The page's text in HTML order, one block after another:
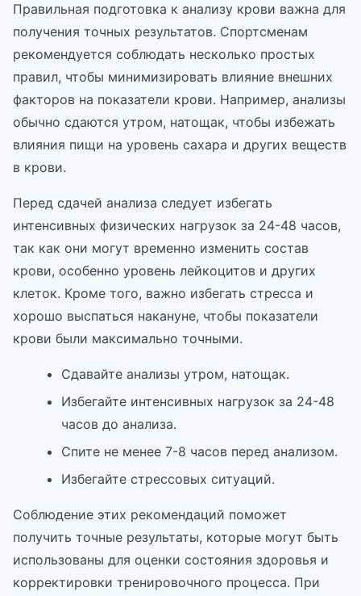
Правильная подготовка к анализу крови важна для
получения точных результатов. Спортсменам
рекомендуется соблюдать несколько простых
правил, чтобы минимизировать влияние внешних
факторов на показатели крови. Например, анализы
обычно сдаются утром, натощак, чтобы избежать
влияния пищи на уровень сахара и других веществ
в крови.
Перед сдачей анализа следует избегать
интенсивных физических нагрузок за 24-48 часов,
так как они могут временно изменить состав
крови, особенно уровень лейкоцитов и других
клеток. Кроме того, важно избегать стресса и
хорошо выспаться накануне, чтобы показатели
крови были максимально точными.
Сдавайте анализы утром, натощак.
Избегайте интенсивных нагрузок за 24-48
часов до анализа.
Спите не менее 7-8 часов перед анализом.
Избегайте стрессовых ситуаций.
Соблюдение этих рекомендаций поможет
получить точные результаты, которые могут быть
использованы для оценки состояния здоровья и
корректировки тренировочного процесса. При